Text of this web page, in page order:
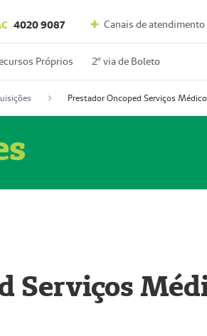
4020 9087 Canais de atendimento
Próprios 2º via de Boleto
Serviços